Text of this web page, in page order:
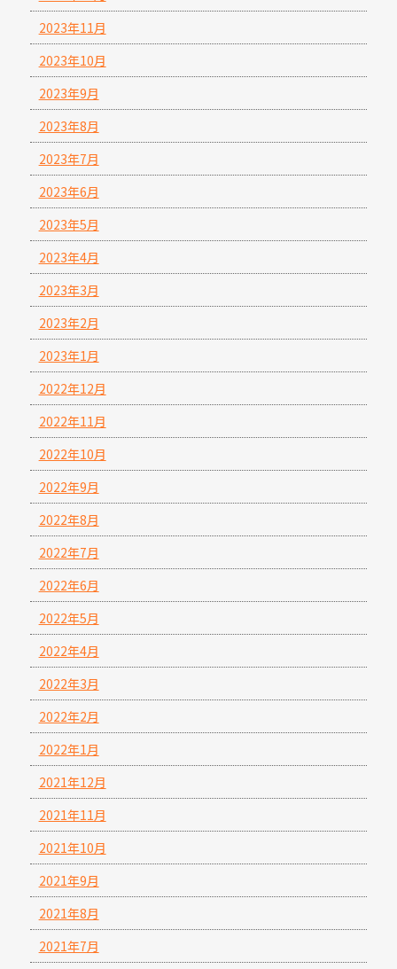
2023年11月
2023年10月
2023年9月
2023年8月
2023年7月
2023年6月
2023年5月
2023年4月
2023年3月
2023年2月
2023年1月
2022年12月
2022年11月
2022年10月
2022年9月
2022年8月
2022年7月
2022年6月
2022年5月
2022年4月
2022年3月
2022年2月
2022年1月
2021年12月
2021年11月
2021年10月
2021年9月
2021年8月
2021年7月